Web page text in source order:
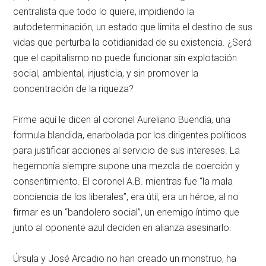
centralista que todo lo quiere, impidiendo la
autodeterminación, un estado que limita el destino de sus
vidas que perturba la cotidianidad de su existencia. ¿Será
que el capitalismo no puede funcionar sin explotación
social, ambiental, injusticia, y sin promover la
concentración de la riqueza?
Firme aquí le dicen al coronel Aureliano Buendía, una
formula blandida, enarbolada por los dirigentes políticos
para justificar acciones al servicio de sus intereses. La
hegemonía siempre supone una mezcla de coerción y
consentimiento. El coronel A.B. mientras fue “la mala
conciencia de los liberales”, era útil, era un héroe, al no
firmar es un “bandolero social”, un enemigo íntimo que
junto al oponente azul deciden en alianza asesinarlo.
Úrsula y José Arcadio no han creado un monstruo, ha